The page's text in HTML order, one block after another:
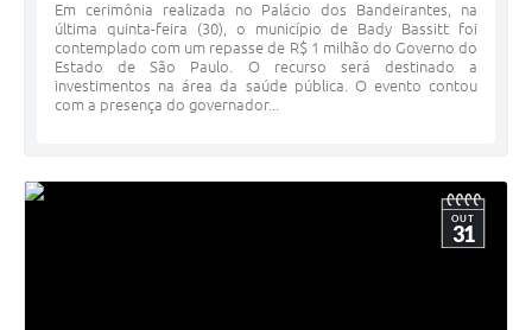
Em cerimônia realizada no Palácio dos Bandeirantes, na
última quinta-feira (30), o município de Bady Bassitt foi
contemplado com um repasse de R$ 1 milhão do Governo do
Estado de São Paulo. O recurso será destinado a
investimentos na área da saúde pública. O evento contou
com a presença do governador...
OUT
31